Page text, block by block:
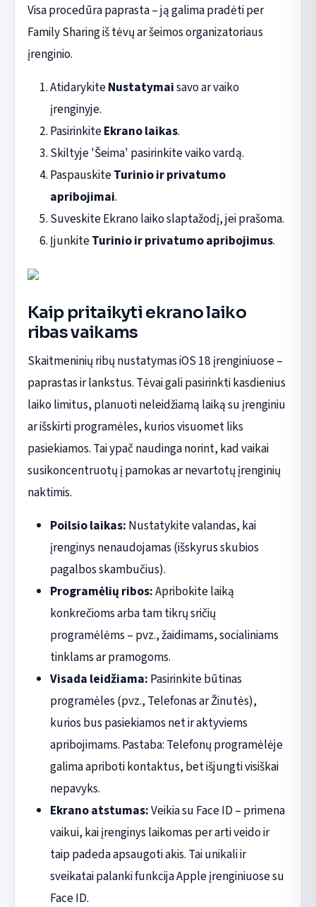
Visa procedūra paprasta – ją galima pradėti per
Family Sharing iš tėvų ar šeimos organizatoriaus
įrenginio.
AtidarykiteNustatymaisavo ar vaiko
įrenginyje.
PasirinkiteEkrano laikas.
Skiltyje 'Šeima' pasirinkite vaiko vardą.
PaspauskiteTurinio ir privatumo
apribojimai.
Suveskite Ekrano laiko slaptažodį, jei prašoma.
ĮjunkiteTurinio ir privatumo apribojimus.
Kaip pritaikyti ekrano laiko
ribas vaikams
Skaitmeninių ribų nustatymas iOS 18 įrenginiuose –
paprastas ir lankstus. Tėvai gali pasirinkti kasdienius
laiko limitus, planuoti neleidžiamą laiką su įrenginiu
ar išskirti programėles, kurios visuomet liks
pasiekiamos. Tai ypač naudinga norint, kad vaikai
susikoncentruotų į pamokas ar nevartotų įrenginių
naktimis.
Poilsio laikas: Nustatykite valandas, kai
įrenginys nenaudojamas (išskyrus skubios
pagalbos skambučius).
Programėlių ribos:Apribokite laiką
konkrečioms arba tam tikrų sričių
programėlėms – pvz., žaidimams, socialiniams
tinklams ar pramogoms.
Visada leidžiama: Pasirinkite būtinas
programėles (pvz., Telefonas ar Žinutės),
kurios bus pasiekiamos net ir aktyviems
apribojimams. Pastaba: Telefonų programėlėje
galima apriboti kontaktus, bet išjungti visiškai
nepavyks.
Ekrano atstumas:Veikia su Face ID – primena
vaikui, kai įrenginys laikomas per arti veido ir
taip padeda apsaugoti akis. Tai unikali ir
sveikatai palanki funkcija Apple įrenginiuose su
Face ID.